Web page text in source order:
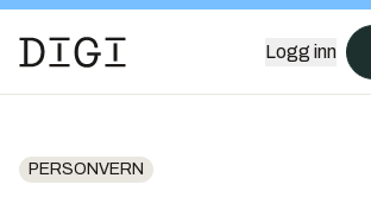
Logg inn
PERSONVERN